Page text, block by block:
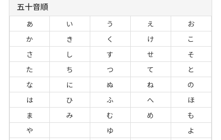
五十音順
あ い う え
お
か
き く け
こ
さ
し す せ
そ
た
ち つ て
と
な
に ぬ ね
の
は
ひ ふ へ
ほ
ま
み む め
も
や
ゆ
よ